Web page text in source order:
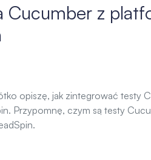
Cucumber z
opiszę, jak zintegrować testy
Przypomnę, czym są testy